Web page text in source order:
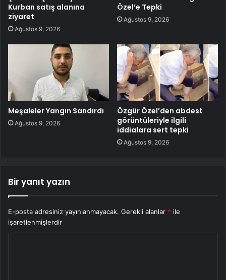
Kurban satış alanına
ziyaret
Ağustos 9, 2026
Özel’e Tepki
Ağustos 9, 2026
Meşaleler Yangın Sandırdı
Ağustos 9, 2026
Özgür Özel’den abdest
görüntüleriyle ilgili
iddialara sert tepki
Ağustos 9, 2026
Bir yanıt yazın
E-posta adresiniz yayınlanmayacak. Gerekli alanlar * ile
işaretlenmişlerdir